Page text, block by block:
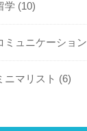
学 (10)
ミュニケーション
ニマリスト (6)